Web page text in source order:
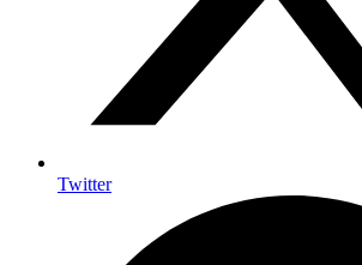
Twitter